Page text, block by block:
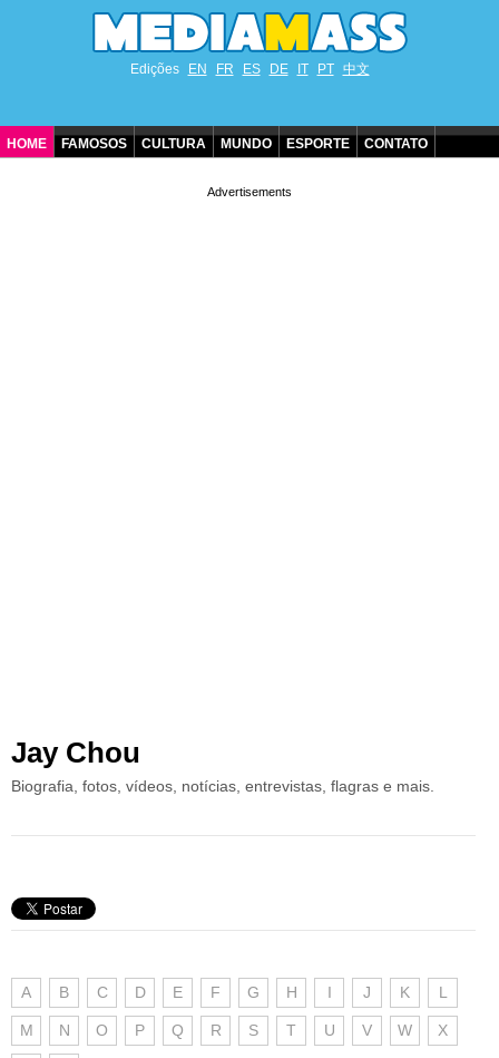
Edições EN FR ES DE IT PT 中文
HOME FAMOSOS CULTURA MUNDO ESPORTE CONTATO
Jay Chou
Biografia, fotos, vídeos, notícias, entrevistas, flagras e mais.
A B C D E F G H I J K L
M N O P Q R S T U V W X